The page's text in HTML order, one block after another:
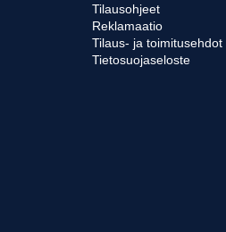
Tilausohjeet
Reklamaatio
Tilaus- ja toimitusehdot
Tietosuojaseloste